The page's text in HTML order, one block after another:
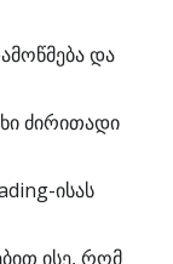
და
ძირითადი
ისას
ისე, რომ